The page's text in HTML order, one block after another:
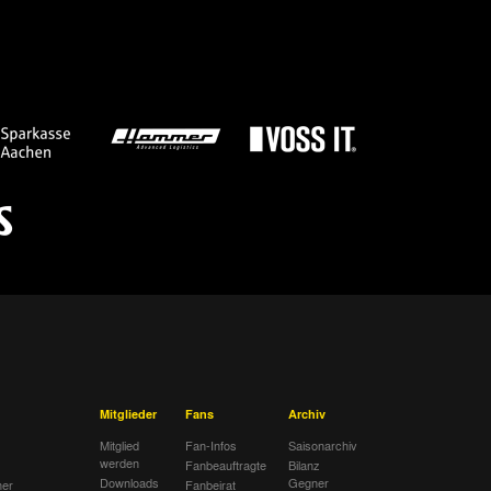
Mitglieder
Mitglied
werden
Downloads
Fans
Fan-Infos
Fanbeauftragte
Fanbeirat
Archiv
Saisonarchiv
Bilanz
Gegner